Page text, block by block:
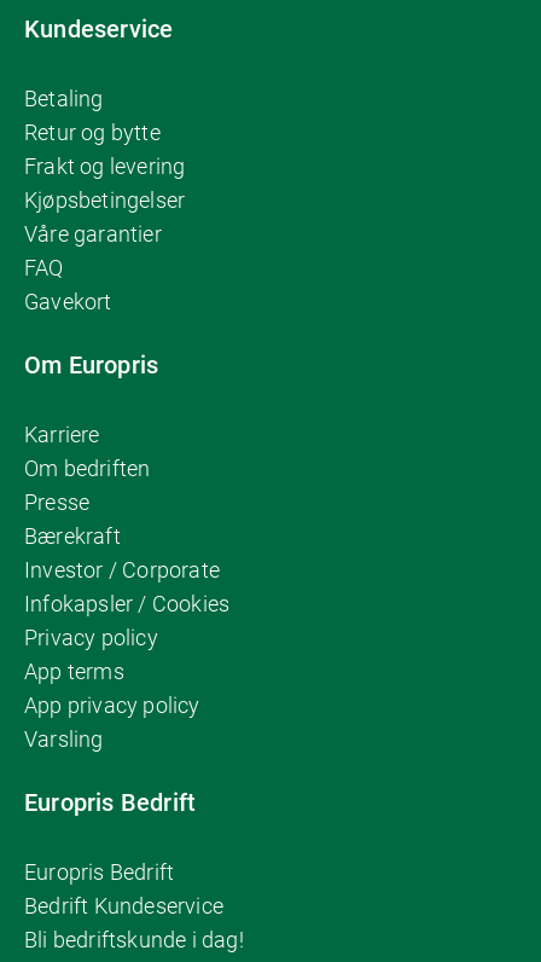
Kundeservice
Betaling
Retur og bytte
Frakt og levering
Kjøpsbetingelser
Våre garantier
FAQ
Gavekort
Om Europris
Karriere
Om bedriften
Presse
Bærekraft
Investor / Corporate
Infokapsler / Cookies
Privacy policy
App terms
App privacy policy
Varsling
Europris Bedrift
Europris Bedrift
Bedrift Kundeservice
Bli bedriftskunde i dag!